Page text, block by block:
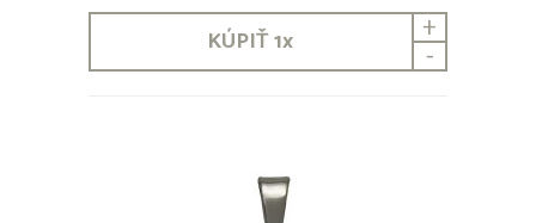
KÚPIŤ1x +
-